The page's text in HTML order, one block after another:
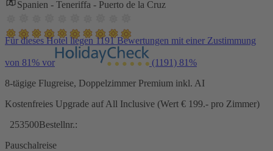
Spanien - Teneriffa - Puerto de la Cruz
Für dieses Hotel liegen 1191 Bewertungen mit einer Zustimmung
von 81% vor (1191) 81%
8-tägige Flugreise, Doppelzimmer Premium inkl. AI
Kostenfreies Upgrade auf All Inclusive (Wert € 199.- pro Zimmer)
253500Bestellnr.:
Pauschalreise